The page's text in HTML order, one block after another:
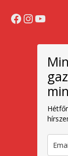
Facebook